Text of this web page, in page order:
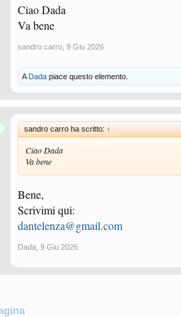
Ciao Dada
Va bene
sandro carro 9 Giu 2026
A Dada piace questo elemento.
sandro carro ha scritto: ↑
Ciao Dada
Va bene
Bene,
Scrivimi qui:
dantelenza@gmail.com
Dada 9 Giu 2026